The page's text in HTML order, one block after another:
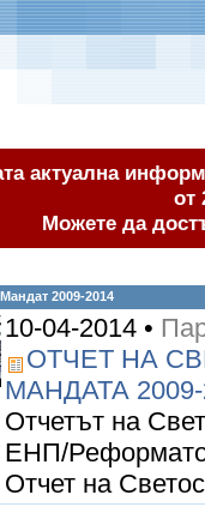
актуална
от
Можете да
2009-2014
10-04-2014 •
ОТЧЕТ НА
МАНДАТА
Отчетът на
ЕНП/
Отчет на